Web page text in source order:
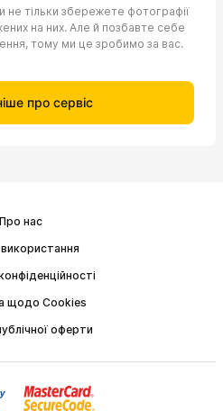
тільки збережете фотографії
на них. Але й позбавте себе
тому ми це зробимо за вас.
про сервіс
Про нас
щодо Cookies
оферти